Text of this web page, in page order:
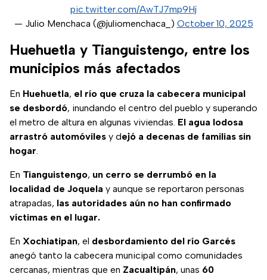
pic.twitter.com/AwTJ7mp9Hj
— Julio Menchaca (@juliomenchaca_) October 10, 2025
Huehuetla y Tianguistengo, entre los
municipios más afectados
En Huehuetla, el río que cruza la cabecera municipal
se desbordó, inundando el centro del pueblo y superando
el metro de altura en algunas viviendas. El agua lodosa
arrastró automóviles y dejó a decenas de familias sin
hogar.
En Tianguistengo, un cerro se derrumbó en la
localidad de Joquela y aunque se reportaron personas
atrapadas, las autoridades aún no han confirmado
víctimas en el lugar.
En Xochiatipan, el desbordamiento del río Garcés
anegó tanto la cabecera municipal como comunidades
cercanas, mientras que en Zacualtipán, unas 60